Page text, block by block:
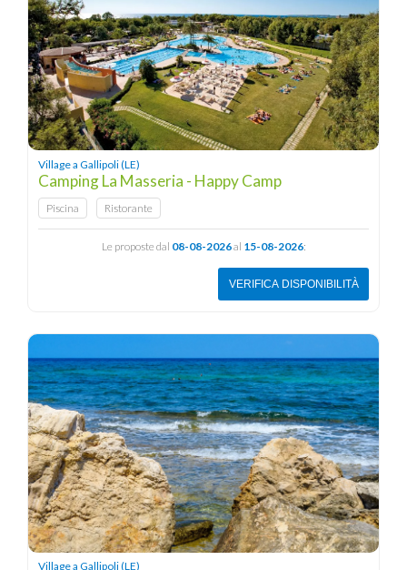
Village a Gallipoli (LE)
Camping La Masseria - Happy Camp
Piscina Ristorante
Le proposte dal 08-08-2026al 15-08-2026:
VERIFICA DISPONIBILITÀ
Village a Gallipoli (LE)